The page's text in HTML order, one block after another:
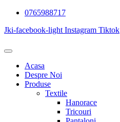
Skip
content
0765988717
Jki-facebook-light Instagram Tiktok
Acasa
Despre Noi
Produse
Textile
Hanorace
Tricouri